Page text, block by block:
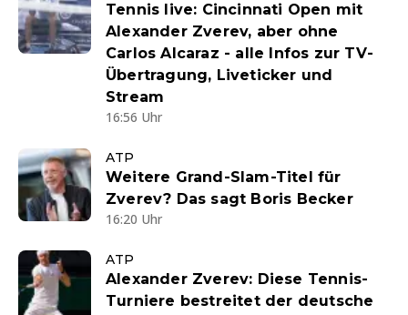
Tennis live: Cincinnati Open mit
Alexander Zverev, aber ohne
Carlos Alcaraz - alle Infos zur TV-
Übertragung, Liveticker und
Stream
16:56 Uhr
ATP
Weitere Grand-Slam-Titel für
Zverev? Das sagt Boris Becker
16:20 Uhr
ATP
Alexander Zverev: Diese Tennis-
Turniere bestreitet der deutsche